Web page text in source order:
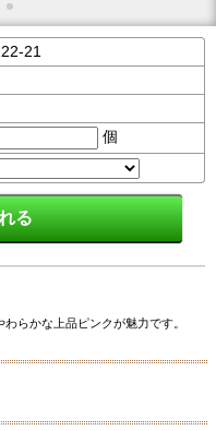
21
個
らかな上品ピンクが魅力です。